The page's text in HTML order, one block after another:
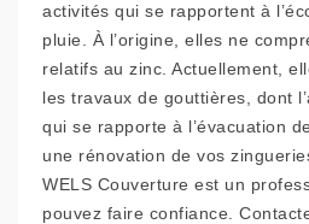
activités qui se rapportent à
pluie. À l’origine, elles ne
relatifs au zinc. Actuellement,
les travaux de gouttières, dont
qui se rapporte à l’évacuation
une rénovation de vos
WELS Couverture est un
pouvez faire confiance.